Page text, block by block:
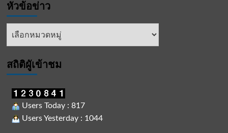
หัวข้อข่าว
หัวข้อ
สถิติผูัเข้าชม
Users Today : 817
Users Yesterday : 1044